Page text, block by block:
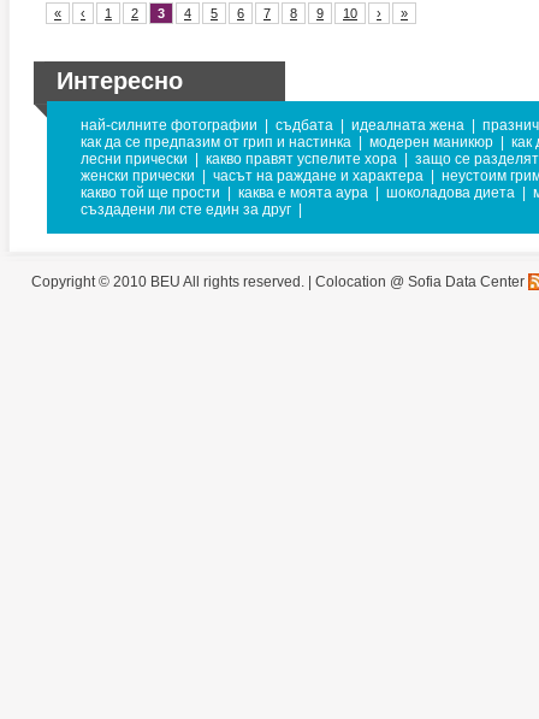
« ‹ 1 2 3 4 5 6 7 8 9 10 › »
Интересно
най-силните фотографии съдбата идеалната жена
как да се предпазим от грип и настинка
модерен маникюр
как
лесни прически
какво правят успелите хора
защо се
женски прически
часът на раждане и характера
неустоим
какво той ще прости
каква е моята аура шоколадова диета
създадени ли сте един за друг
Copyright © 2010 BEU All rights reserved. | Colocation @ Sofia Data Center